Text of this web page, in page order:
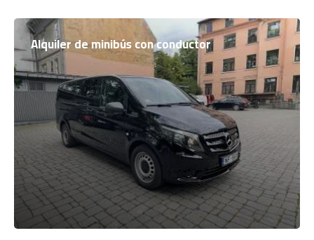
Alquiler de minibús con conductor